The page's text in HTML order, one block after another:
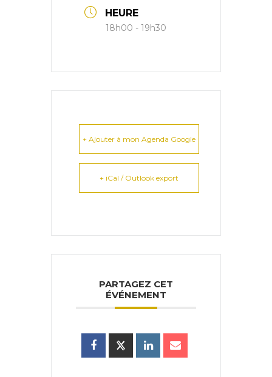
HEURE
18h00 - 19h30
+ Ajouter à mon Agenda Google
+ iCal / Outlook export
PARTAGEZ CET
ÉVÉNEMENT